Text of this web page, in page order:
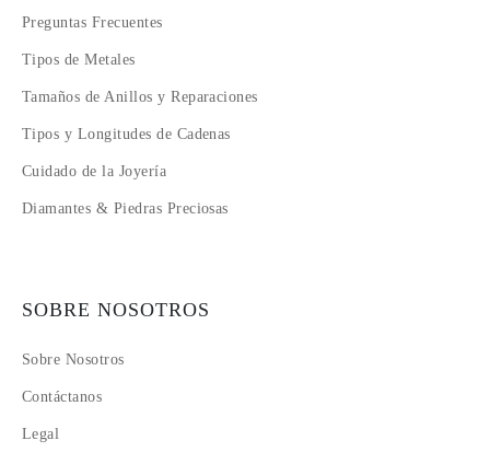
Preguntas Frecuentes
Tipos de Metales
Tamaños de Anillos y Reparaciones
Tipos y Longitudes de Cadenas
Cuidado de la Joyería
Diamantes & Piedras Preciosas
SOBRE NOSOTROS
Sobre Nosotros
Contáctanos
Legal